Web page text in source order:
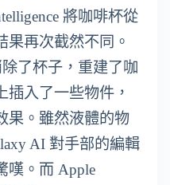
將咖啡杯從
果再次截然不同。
了杯子，重建了咖
插入了一些物件，
果。雖然液體的物
AI 對手部的編輯
嘆。而 Apple